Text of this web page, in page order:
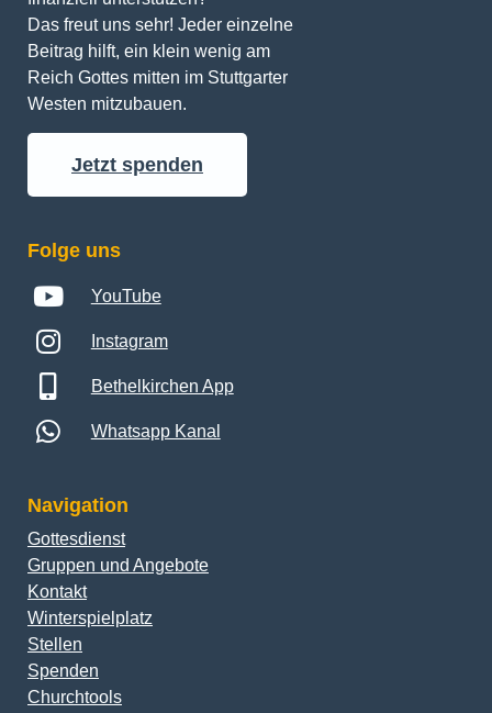
Das freut uns sehr! Jeder einzelne
Beitrag hilft, ein klein wenig am
Reich Gottes mitten im Stuttgarter
Westen mitzubauen.
Jetzt spenden
Folge uns
YouTube
Instagram
Bethelkirchen App
Whatsapp Kanal
Navigation
Gottesdienst
Gruppen und Angebote
Kontakt
Winterspielplatz
Stellen
Spenden
Churchtools